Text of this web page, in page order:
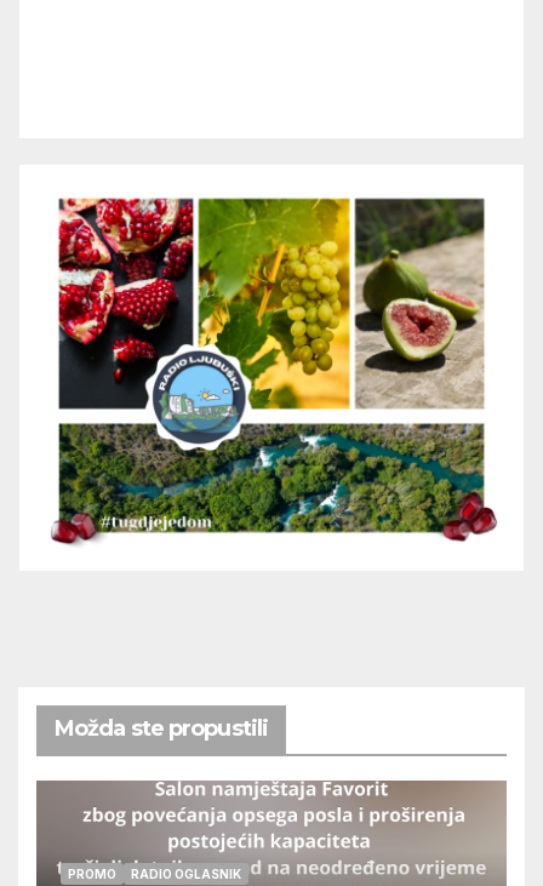
Možda ste propustili
PROMO RADIO OGLASNIK